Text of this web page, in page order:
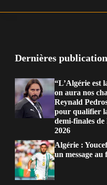
Dernières
“L’Algérie est
on aura nos
Reynald
pour qualifier
demi-finales
2026
Algérie :
un message